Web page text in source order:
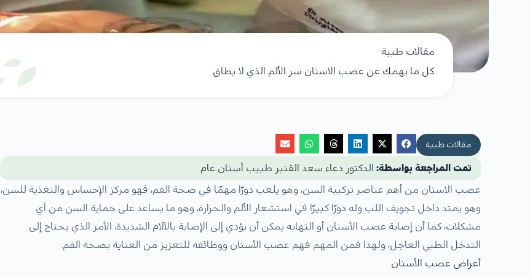
مقالات طبية
كل ما يهمك عن عصب الاسنان سر الألم الذي لا يطاق
مقالات طبية
تمت المراجعة بواسطة: الدكتور دعاء سعد القنبر طبيب أسنان عام
عصب الاسنان من أهم عناصر تركيبة السن، وهو يلعب دورًا مهمًا في صحة الفم، فهو مركز الإحساس والتغذية للسن،
وهو يمتد داخل تجويف اللب وله دورًا كبيرًا في استشعار الألم والحرارة، وهو ما يساعد على حماية السن من أي
مشكلات، كما أن إصابة عصب الأسنان أو التهابه يمكن أن يؤدي إلى الإصابة بالآلام الشديدة، الأمر الذي يحتاج إلى
التدخل الطبي العاجل، ولهذا فمن المهم فهم عصب الأسنان ووظائفه للتعزيز من العناية بصحة الفم.
أعراض عصب الأسنان